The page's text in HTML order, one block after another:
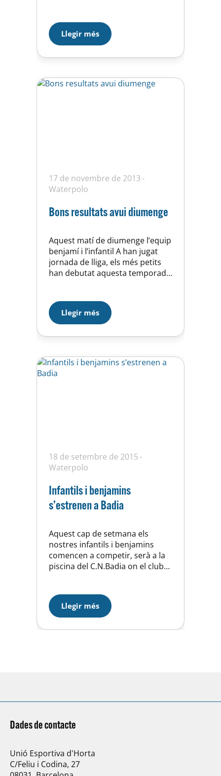
esportivitat, qualitat,
participació, confiança i inclusió
entre d’altres, fan que la nostra
Cantera tingui com a mirall del
és un exemple…
Llegir més
17 de novembre de 2013
Waterpolo
Bons resultats avui diumenge
Aquest matí de diumenge l’equip
benjamí i l’infantil A han jugat
jornada de lliga, els més petits
han debutat aquesta temporada
partit jugat davant l’equip local
hem perdut per un ajustat 8 a 7,
durant la major part del partit el
nostre equip ha…
Llegir més
18 de setembre de 2015
Waterpolo
Infantils i benjamins
s’estrenen a Badia
Aquest cap de setmana els
nostres infantils i benjamins
comencen a competir, serà a la
piscina del C.N.Badia on el club
pensat per començar a preparar
la temporada oficial i que servirà
per rodar als nostres joves
jugadors. Sort !!!!
Llegir més
Dades de contacte
Unió Esportiva d'Horta
C/Feliu i Codina, 27